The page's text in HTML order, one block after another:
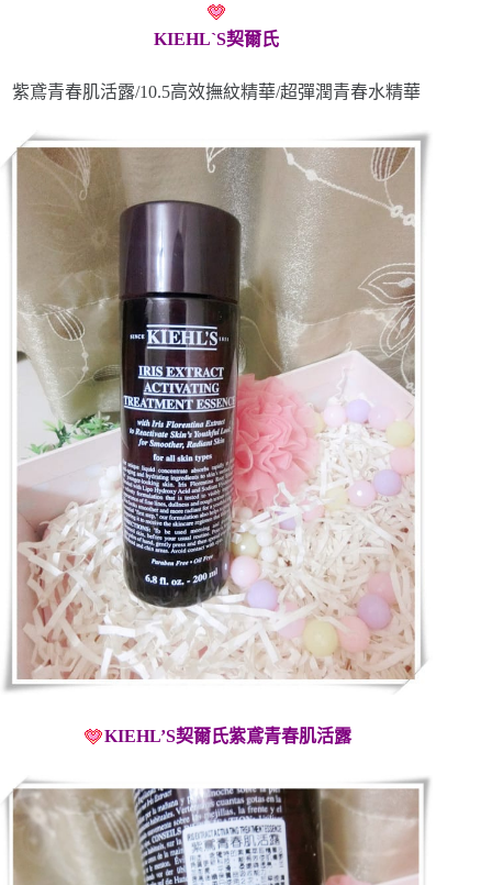
KIEHL`S契爾氏
紫鳶青春肌活露/10.5高效撫紋精華/超彈潤青春水精華
KIEHL’S契爾氏紫鳶青春肌活露